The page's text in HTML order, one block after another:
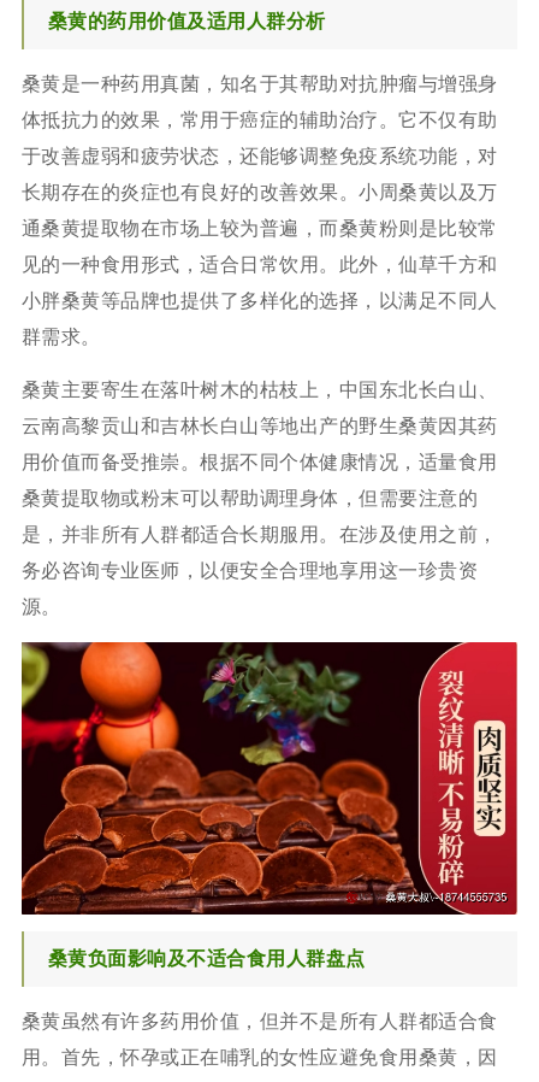
桑黄的药用价值及适用人群分析
桑黄是一种药用真菌，知名于其帮助对抗肿瘤与增强身
体抵抗力的效果，常用于癌症的辅助治疗。它不仅有助
于改善虚弱和疲劳状态，还能够调整免疫系统功能，对
长期存在的炎症也有良好的改善效果。小周桑黄以及万
通桑黄提取物在市场上较为普遍，而桑黄粉则是比较常
见的一种食用形式，适合日常饮用。此外，仙草千方和
小胖桑黄等品牌也提供了多样化的选择，以满足不同人
群需求。
桑黄主要寄生在落叶树木的枯枝上，中国东北长白山、
云南高黎贡山和吉林长白山等地出产的野生桑黄因其药
用价值而备受推崇。根据不同个体健康情况，适量食用
桑黄提取物或粉末可以帮助调理身体，但需要注意的
是，并非所有人群都适合长期服用。在涉及使用之前，
务必咨询专业医师，以便安全合理地享用这一珍贵资
源。
桑黄负面影响及不适合食用人群盘点
桑黄虽然有许多药用价值，但并不是所有人群都适合食
用。首先，怀孕或正在哺乳的女性应避免食用桑黄，因